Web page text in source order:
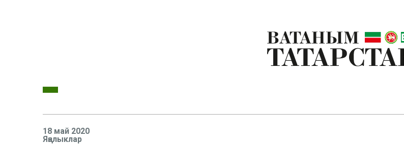
18 май 2020
Яңалыклар